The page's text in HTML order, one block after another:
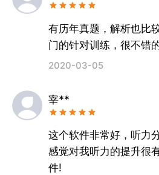
有历年真题，解析也比
门的针对训练，很不错
2020-03-05
宰**
这个软件非常好，听力
感觉对我听力的提升很
件!